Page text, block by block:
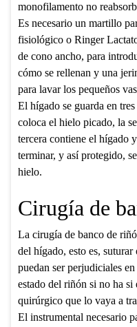
monofilamento no
Es necesario un martillo
fisiológico o Ringer
de cono ancho, para
cómo se rellenan y una
para lavar los pequeños
El hígado se guarda en
coloca el hielo picado, la
tercera contiene el hígado
terminar, y así protegido,
hielo.
Cirugía de
La cirugía de banco de
del hígado, esto es,
puedan ser perjudiciales
estado del riñón si no ha
quirúrgico que lo vaya a
El instrumental necesario